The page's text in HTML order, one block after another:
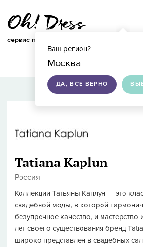
сервис по подбору свадебных платьев
Ваш регион?
Москва
ДА, ВСЕ ВЕРНО
Tatiana Kaplun
Россия
Коллекции Татьяны Каплун — это
свадебной моды, в которой
безупречное качество, и мастерство
лет своего существования бренд
широко представлен в свадебных